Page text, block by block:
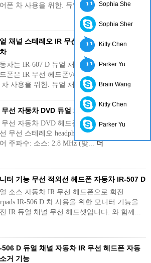
폰 차 사용을 위한. 듀얼 채널, clea... 더
채널 스테레오 IR 무선 헤드폰 IR-607 D 자
차는 IR-607 D 듀얼 채널 스테레오 IR 무선
폰은 IR 무선 헤드폰\/헤드셋\/이어폰\/이어
차 사용을 위한. 듀얼 채널, cl... 더
무선 자동차 DVD 듀얼 채널 헤드폰
무선 자동차 DVD 헤드폰 듀얼 채널 기능: 적
무선 스테레오 headphone(dual Channel) 캐
주파수: 소스: 2.8 MHz (맞...더
터 기능 무선 적외선 헤드폰 자동차 IR-507 D
소스 자동차 IR 무선 헤드폰으로 회전
IR-506 D 차 사용을 위한 모니터 기능을
IR 듀얼 채널 무선 헤드셋입니다. 와 함께...
506 D 듀얼 채널 자동차 IR 무선 헤드폰 자동
거 기능
Sophia She
Sophia Sher
Kitty Chen
Parker Yu
Brain Wang
Kitty Chen
Parker Yu